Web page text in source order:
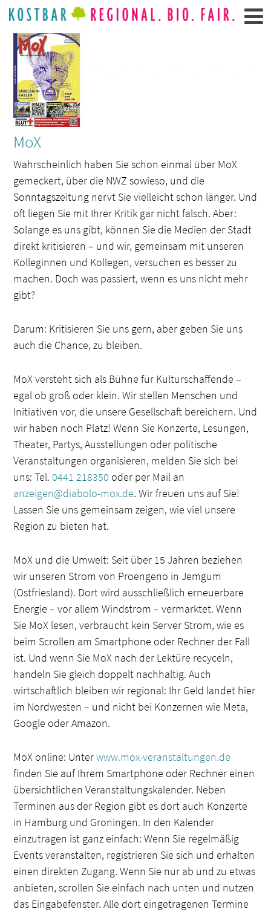
MoX
Wahrscheinlich haben Sie schon einmal über MoX
gemeckert, über die NWZ sowieso, und die
Sonntagszeitung nervt Sie vielleicht schon länger. Und
oft liegen Sie mit Ihrer Kritik gar nicht falsch. Aber:
Solange es uns gibt, können Sie die Medien der Stadt
direkt kritisieren – und wir, gemeinsam mit unseren
Kolleginnen und Kollegen, versuchen es besser zu
machen. Doch was passiert, wenn es uns nicht mehr
gibt?
Darum: Kritisieren Sie uns gern, aber geben Sie uns
auch die Chance, zu bleiben.
MoX versteht sich als Bühne für Kulturschaffende –
egal ob groß oder klein. Wir stellen Menschen und
Initiativen vor, die unsere Gesellschaft bereichern. Und
wir haben noch Platz! Wenn Sie Konzerte, Lesungen,
Theater, Partys, Ausstellungen oder politische
Veranstaltungen organisieren, melden Sie sich bei
uns:Tel.0441 218350 oder per Mail an
anzeigen@diabolo-mox.de. Wir freuen uns auf Sie!
Lassen Sie uns gemeinsam zeigen, wie viel unsere
Region zu bieten hat.
MoX und die Umwelt: Seit über 15 Jahren beziehen
wir unseren Strom von Proengeno in Jemgum
(Ostfriesland). Dort wird ausschließlich erneuerbare
Energie – vor allem Windstrom – vermarktet. Wenn
Sie MoX lesen, verbraucht kein Server Strom, wie es
beim Scrollen am Smartphone oder Rechner der Fall
ist. Und wenn Sie MoX nach der Lektüre recyceln,
handeln Sie gleich doppelt nachhaltig. Auch
wirtschaftlich bleiben wir regional: Ihr Geld landet hier
im Nordwesten – und nicht bei Konzernen wie Meta,
Google oder Amazon.
MoX online: Unterwww.mox-veranstaltungen.de
finden Sie auf Ihrem Smartphone oder Rechner einen
übersichtlichen Veranstaltungskalender. Neben
Terminen aus der Region gibt es dort auch Konzerte
in Hamburg und Groningen. In den Kalender
einzutragen ist ganz einfach: Wenn Sie regelmäßig
Events veranstalten, registrieren Sie sich und erhalten
einen direkten Zugang. Wenn Sie nur ab und zu etwas
anbieten, scrollen Sie einfach nach unten und nutzen
das Eingabefenster. Alle dort eingetragenen Termine